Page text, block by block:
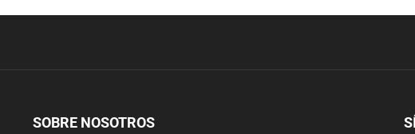
SOBRE NOSOTROS